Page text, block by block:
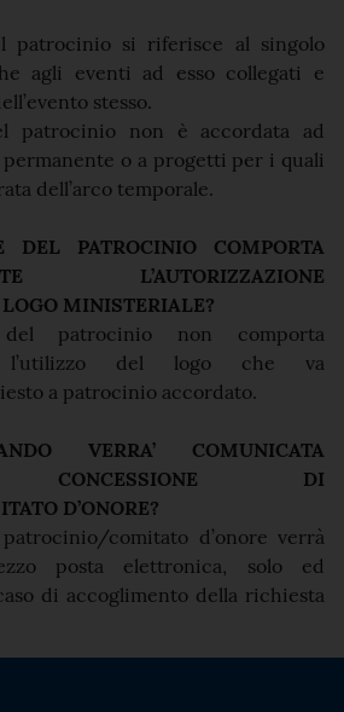
patrocinio si riferisce al singolo
agli eventi ad esso collegati e
stesso.
patrocinio non è accordata ad
o a progetti per i quali
dell’arco temporale.
DEL PATROCINIO COMPORTA
L’AUTORIZZAZIONE
MINISTERIALE?
del patrocinio non comporta
l’utilizzo del logo che va
a patrocinio accordato.
VERRA’ COMUNICATA
CONCESSIONE DI
D’ONORE?
comitato d’onore verrà
posta elettronica, solo ed
di accoglimento della richiesta